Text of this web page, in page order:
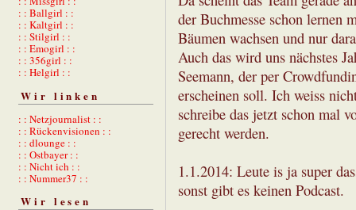
: : Ballgirl : :
: : Kaltgirl : :
: : Stilgirl : :
: : Emogirl : :
: : 356girl : :
: : Helgirl : :
Wir linken
: : Netzjournalist : :
: : Rückenvisionen : :
: : dlounge : :
: : Ostbayer : :
: : Nicht ich : :
: : Nummer37 : :
Wir lesen
der Buchmesse schon lernen
Bäumen wachsen und nur
Auch das wird uns nächstes
Seemann, der per
erscheinen soll. Ich weiss
schreibe das jetzt schon mal
gerecht werden.
1.1.2014: Leute is ja super
sonst gibt es keinen Podcast.